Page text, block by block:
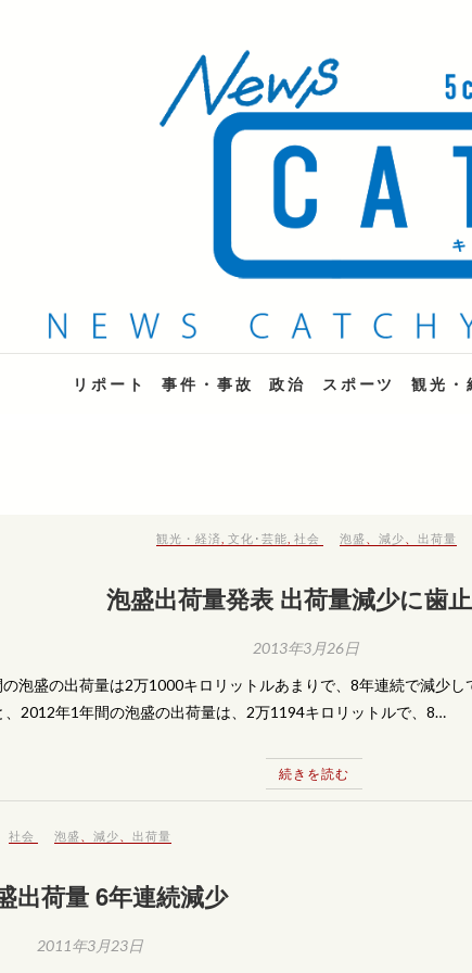
Headline
〜金曜 午後6時15分放送
リポート 事件・事故 政治 スポーツ 観光・
観光・経済 文化･芸能 社会 泡盛 減少 出荷量
泡盛出荷量発表 出荷量減少に歯
2013年3月26日
泡盛の出荷量は2万1000キロリットルあまりで、8年連続で減少
、2012年1年間の泡盛の出荷量は、2万1194キロリットルで、8…
続きを読む
社会 泡盛 、減少 、出荷量
出荷量 6年連続減少
2011年3月23日